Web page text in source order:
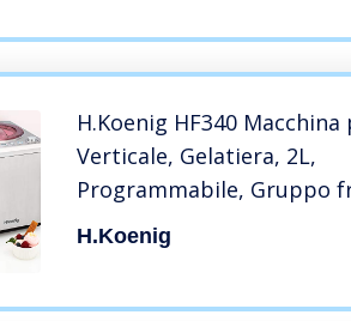
H.Koenig HF340
Verticale, Gelatiera, 2L,
Programmabile, Gruppo
integrato, Pronto in30/
Acciaio Inox, 180W
H.koenig